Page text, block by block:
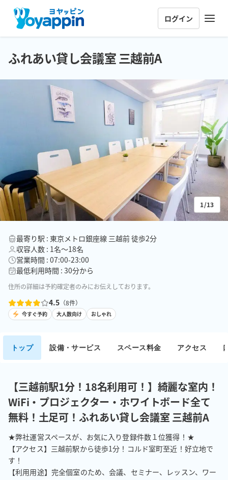
ログイン
1/13
最寄り駅 : 東京メトロ銀座線 三越前 徒歩2分
収容人数 : 1名〜18名
営業時間 : 07:00-23:00
最低利用時間 : 30分から
住所の詳細は予約確定者のみにお伝えしております。
4.5 （8件）
今すぐ予約 大人数向け おしゃれ
ふれあい貸し会議室 三越前A
トップ 設備・サービス スペース料金 アクセス
【三越前駅1分！18名利用可！】綺麗な室内！
WiFi・プロジェクター・ホワイトボード全て
無料！土足可！ふれあい貸し会議室 三越前A
★弊社運営スペースが、お気に入り登録件数１位獲得！★
【アクセス】三越前駅から徒歩1分！コルド室町至近！好立地で
す！
【利用用途】完全個室のため、会議、セミナー、レッスン、ワー